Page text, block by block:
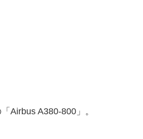
Airbus A380-800」。